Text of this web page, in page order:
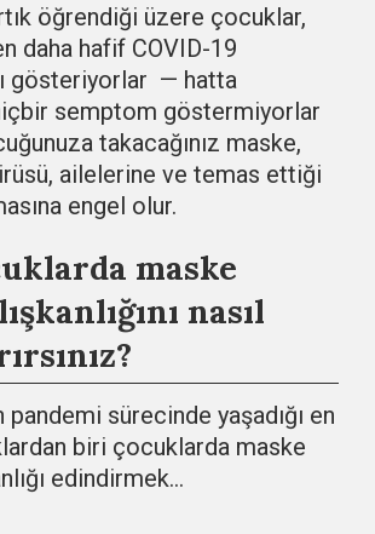
öğrendiği üzere çocuklar,
daha hafif COVID-19
gösteriyorlar — hatta
semptom göstermiyorlar
takacağınız maske,
ailelerine ve temas ettiği
engel olur.
maske
nasıl
pandemi sürecinde yaşadığı en
biri çocuklarda maske
edindirmek…